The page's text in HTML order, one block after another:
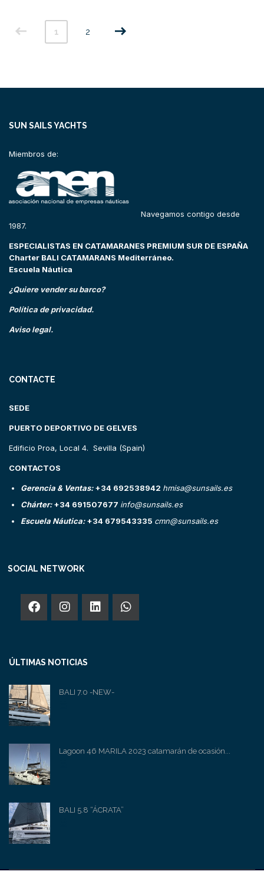
1 2
SUN SAILS YACHTS
Miembros de:
Navegamos contigo desde
1987.
ESPECIALISTAS EN CATAMARANES PREMIUM SUR DE ESPAÑA
Charter BALI CATAMARANS Mediterráneo.
Escuela Náutica
¿Quiere vender su barco?
Política de privacidad.
Aviso legal.
CONTACTE
SEDE
PUERTO DEPORTIVO DE GELVES
Edificio Proa, Local 4. Sevilla (Spain)
CONTACTOS
Gerencia & Ventas:+34 692538942 hmisa@sunsails.es
Chárter:+34 691507677 info@sunsails.es
Escuela Náutica:+34 679543335 cmn@sunsails.es
SOCIAL NETWORK
ÚLTIMAS NOTICIAS
BALI 7.0 -NEW-
Lagoon 46 MARILA 2023 catamarán de ocasión...
BALI 5.8 “ÁCRATA”